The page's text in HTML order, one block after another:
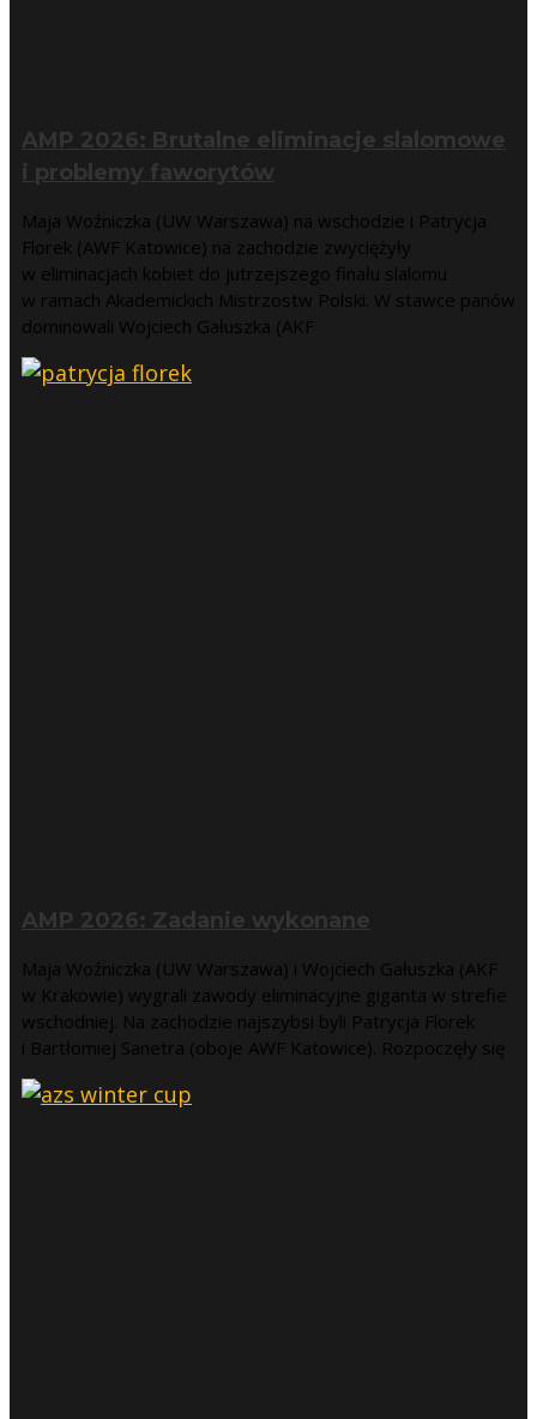
AMP 2026: Brutalne eliminacje slalomowe
i problemy faworytów
Maja Woźniczka (UW Warszawa) na wschodzie i Patrycja
Florek (AWF Katowice) na zachodzie zwyciężyły
w eliminacjach kobiet do jutrzejszego finału slalomu
w ramach Akademickich Mistrzostw Polski. W stawce panów
dominowali Wojciech Gałuszka (AKF
AMP 2026: Zadanie wykonane
Maja Woźniczka (UW Warszawa) i Wojciech Gałuszka (AKF
w Krakowie) wygrali zawody eliminacyjne giganta w strefie
wschodniej. Na zachodzie najszybsi byli Patrycja Florek
i Bartłomiej Sanetra (oboje AWF Katowice). Rozpoczęły się